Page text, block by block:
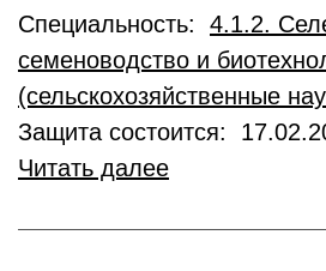
Специальность: 4.1.2.
семеноводство и
(сельскохозяйственные
Защита состоится:
Читать далее